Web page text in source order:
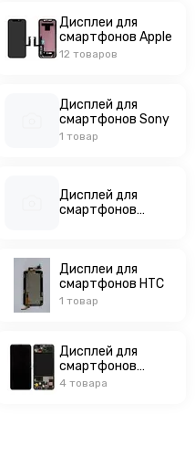
защелки батареи
Дисплеи для
смартфонов Apple
12 товаров
Дисплей для
смартфонов Sony
1 товар
Дисплей для
смартфонов
Дисплеи для
смартфонов HTC
1 товар
Дисплей для
смартфонов
Samsung
4 товара